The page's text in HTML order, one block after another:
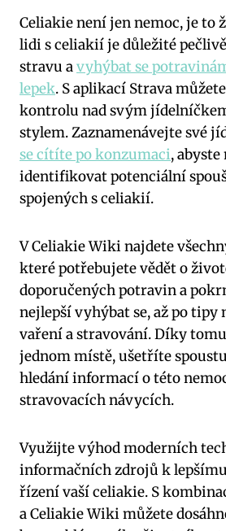
Celiakie není jen nemoc, je to
lidi s celiakií je důležité
stravu avyhýbat se
lepek. S aplikací Strava
kontrolu nad svým
stylem. Zaznamenávejte své
se cítíte po konzumaci,
identifikovat potenciální
spojených s celiakií.
V Celiakie Wiki najdete
které potřebujete vědět o
doporučených potravin a
nejlepší vyhýbat se, až po tipy
vaření a stravování. Díky
jednom místě, ušetříte
hledání informací o této
stravovacích návycích.
Využijte výhod moderních
informačních zdrojů k
řízení vaší celiakie. S
a Celiakie Wiki můžete